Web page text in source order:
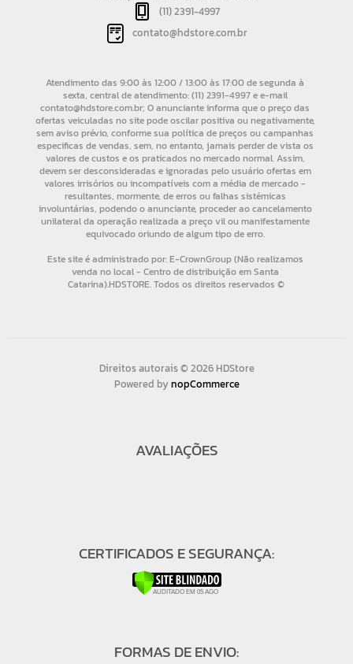
(11) 2391-4997
contato@hdstore.com.br
Direitos autorais © 2026 HDStore
Powered bynopCommerce
AVALIAÇÕES
CERTIFICADOS E SEGURANÇA:
FORMAS DE ENVIO: